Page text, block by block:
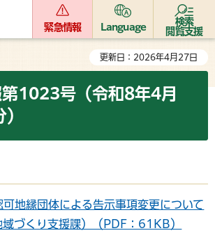
緊急情報 Language
検索
閲覧支援
更新日：2026年4月27日
1023号（令和8年4月
地縁団体による告示事項変更について
域づくり支援課）（PDF：61KB）